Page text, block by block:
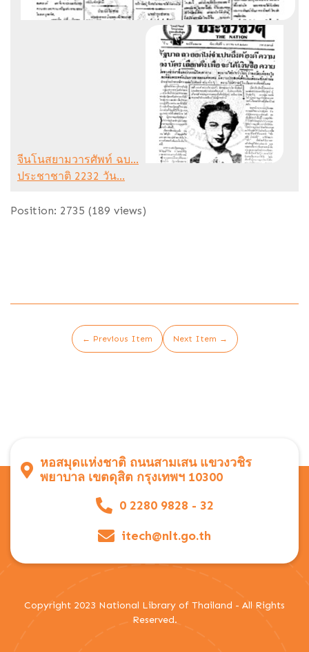
จีนโนสยามวารศัพท์ ฉบ...
ประชาชาติ 2232 วัน...
Position: 2735 (189 views)
← Previous Item Next Item →
หอสมุดแห่งชาติ ถนนสามเสน แขวงวชิร
พยาบาล เขตดุสิต กรุงเทพฯ 10300
0 2280 9828 - 32
itech@nlt.go.th
Copyright 2023 National Library of Thailand - All Rights
Reserved.